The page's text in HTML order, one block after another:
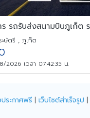
ะษัตรี , ภูเก็ต
2026 เวลา 07:42:35 น.
ระกาศฟรี | เว็บไซต์สำเร็จรูป |